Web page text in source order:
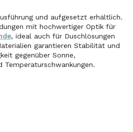
und aufgesetzt erhältlich.
mit hochwertiger Optik für
, ideal auch für Duschlösungen
garantieren Stabilität und
gegenüber Sonne,
Temperaturschwankungen.